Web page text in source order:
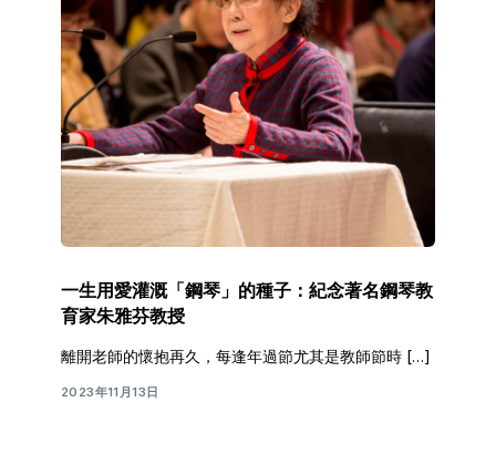
一生用愛灌溉「鋼琴」的種子：紀念著名鋼琴教
育家朱雅芬教授
離開老師的懷抱再久，每逢年過節尤其是教師節時 […]
2023年11月13日